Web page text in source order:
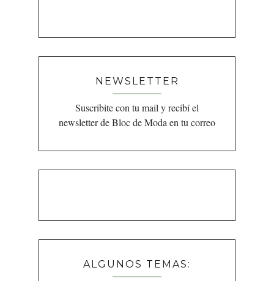
NEWSLETTER
Suscribite con tu mail y recibí el
newsletter de Bloc de Moda en tu correo
ALGUNOS TEMAS: